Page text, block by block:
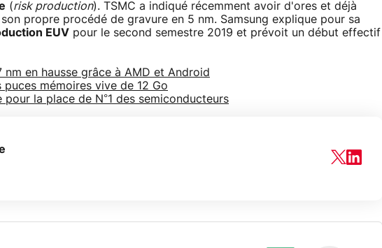
(risk production). TSMC a indiqué récemment avoir d'ores et déjà
propre procédé de gravure en 5 nm. Samsung explique pour sa
EUV pour le second semestre 2019 et prévoit un début effectif
en hausse grâce à AMD et Android
mémoires vive de 12 Go
la place de N°1 des semiconducteurs